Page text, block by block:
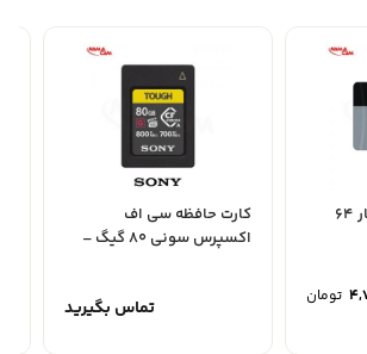
میکرو اس دی لکسار 64
تومان
کارت حافظه سی اف
اکسپرس سونی 80 گیگ –
تماس بگیرید